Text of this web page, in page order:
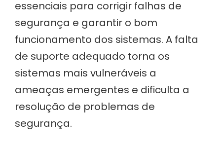
essenciais para corrigir falhas de
segurança e garantir o bom
funcionamento dos sistemas. A falta
de suporte adequado torna os
sistemas mais vulneráveis a
ameaças emergentes e dificulta a
resolução de problemas de
segurança.